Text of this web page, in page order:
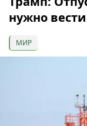
нужно
МИР